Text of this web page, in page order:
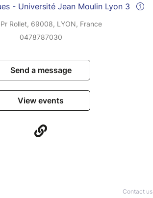
- Université Jean Moulin Lyon 3
Rollet, 69008, LYON, France
0478787030
Send a message
View events
Contact us